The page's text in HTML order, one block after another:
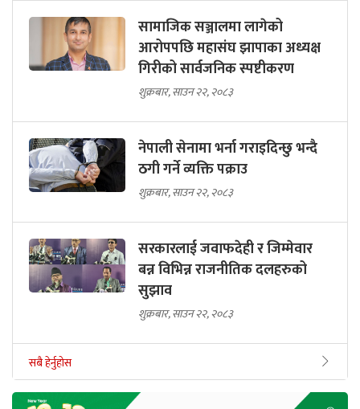
सामाजिक सञ्जालमा लागेको
आरोपपछि महासंघ झापाका अध्यक्ष
गिरीको सार्वजनिक स्पष्टीकरण
शुक्रबार, साउन २२, २०८३
नेपाली सेनामा भर्ना गराइदिन्छु भन्दै
ठगी गर्ने व्यक्ति पक्राउ
शुक्रबार, साउन २२, २०८३
सरकारलाई जवाफदेही र जिम्मेवार
बन्न विभिन्न राजनीतिक दलहरुको
सुझाव
शुक्रबार, साउन २२, २०८३
सबै हेर्नुहोस